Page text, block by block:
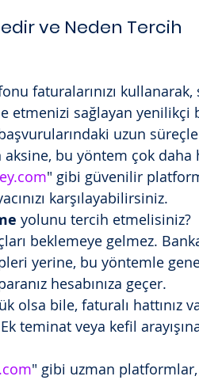
ve Neden Tercih
faturalarınızı kullanarak,
etmenizi sağlayan yenilikçi
uzun
bu yöntem çok daha
" gibi güvenilir
karşılayabilirsiniz.
yolunu tercih etmelisiniz?
beklemeye gelmez.
yerine, bu yöntemle
hesabınıza geçer.
olsa bile, faturalı hattınız
teminat veya kefil
" gibi uzman platformlar,